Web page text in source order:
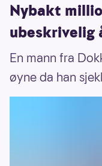
Nybakt
ubeskrivelig
En mann fra
øyne da han